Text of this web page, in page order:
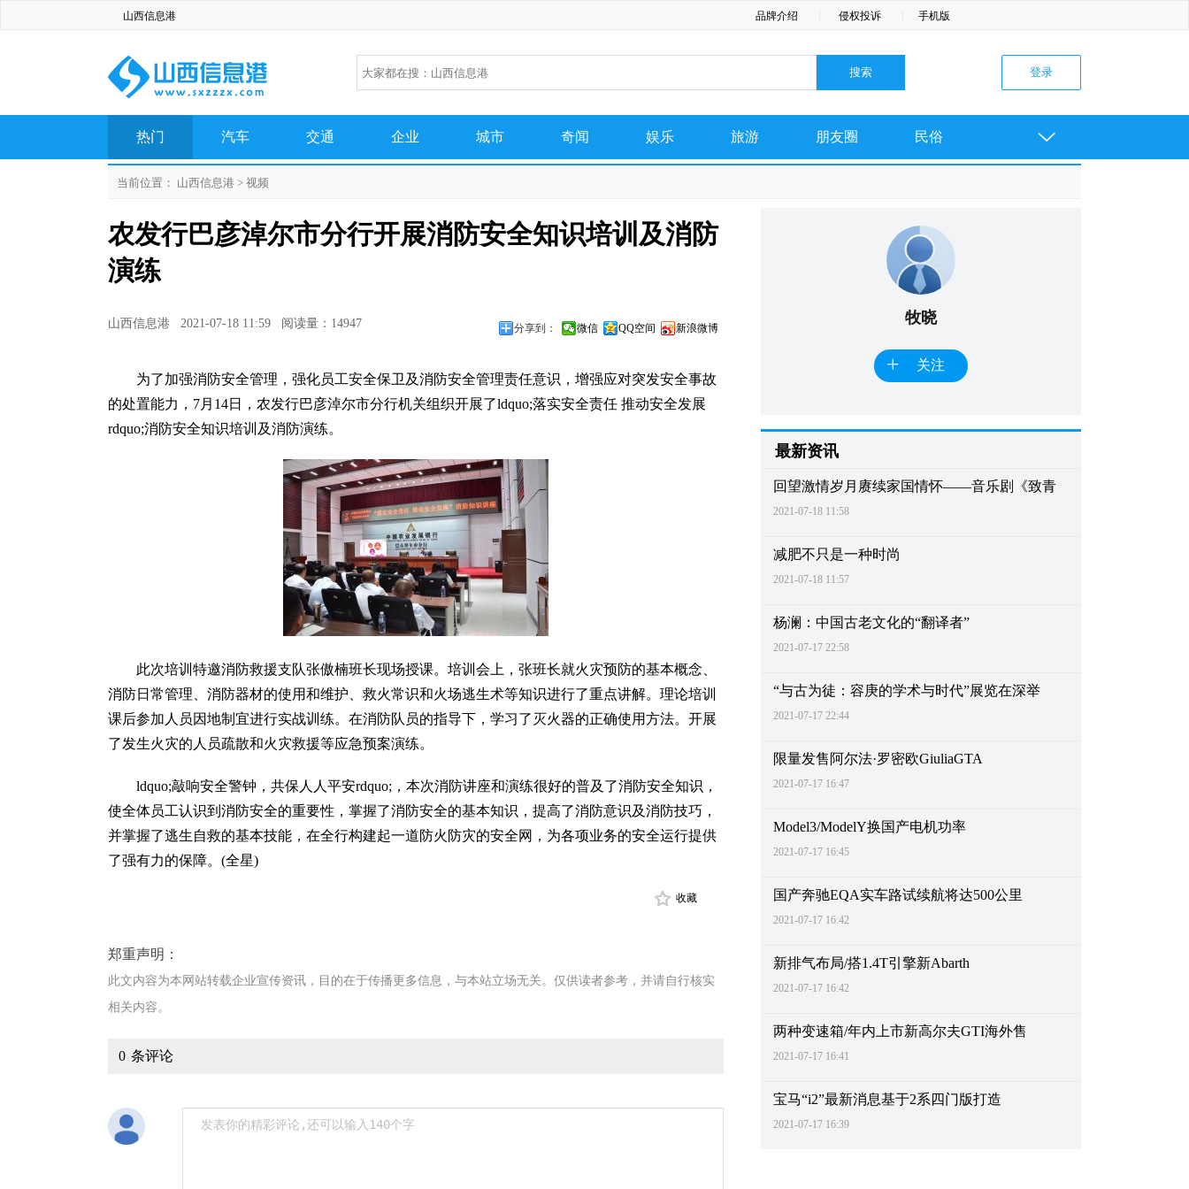
山西信息港 品牌介绍 侵权投诉 手机版
热门 汽车 交通 企业 城市 奇闻 娱乐 旅游 朋友圈 民俗
生活 百科

当前位置： 山西信息港 > 视频
农发行巴彦淖尔市分行开展消防安全知识培训及消防
演练
山西信息港 2021-07-18 11:59 阅读量：14947 分享到： 微信 QQ空间 新浪微博
为了加强消防安全管理，强化员工安全保卫及消防安全管理责任意识，增强应对突发安全事故
的处置能力，7月14日，农发行巴彦淖尔市分行机关组织开展了ldquo;落实安全责任 推动安全发展
rdquo;消防安全知识培训及消防演练。
此次培训特邀消防救援支队张傲楠班长现场授课。培训会上，张班长就火灾预防的基本概念、
消防日常管理、消防器材的使用和维护、救火常识和火场逃生术等知识进行了重点讲解。理论培训
课后参加人员因地制宜进行实战训练。在消防队员的指导下，学习了灭火器的正确使用方法。开展
了发生火灾的人员疏散和火灾救援等应急预案演练。
ldquo;敲响安全警钟，共保人人平安rdquo;，本次消防讲座和演练很好的普及了消防安全知识，
使全体员工认识到消防安全的重要性，掌握了消防安全的基本知识，提高了消防意识及消防技巧，
并掌握了逃生自救的基本技能，在全行构建起一道防火防灾的安全网，为各项业务的安全运行提供
了强有力的保障。(全星)
收藏
郑重声明：
此文内容为本网站转载企业宣传资讯，目的在于传播更多信息，与本站立场无关。仅供读者参考，并请自行核实
相关内容。
0 条评论
牧晓
+ 关注
最新资讯
回望激情岁月赓续家国情怀——音乐剧《致青
2021-07-18 11:58
减肥不只是一种时尚
2021-07-18 11:57
杨澜：中国古老文化的“翻译者”
2021-07-17 22:58
“与古为徒：容庚的学术与时代”展览在深举
2021-07-17 22:44
限量发售阿尔法·罗密欧GiuliaGTA
2021-07-17 16:47
Model3/ModelY换国产电机功率
2021-07-17 16:45
国产奔驰EQA实车路试续航将达500公里
2021-07-17 16:42
新排气布局/搭1.4T引擎新Abarth
2021-07-17 16:42
两种变速箱/年内上市新高尔夫GTI海外售
2021-07-17 16:41
宝马“i2”最新消息基于2系四门版打造
2021-07-17 16:39